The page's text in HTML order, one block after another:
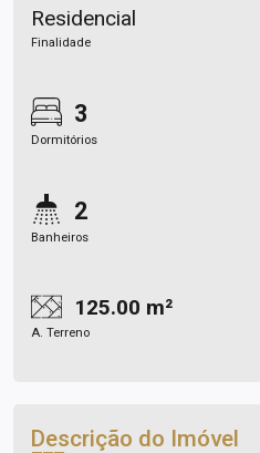
Residencial
Finalidade
3
Dormitórios
2
Banheiros
125.00 m²
A. Terreno
Descrição do Imóvel